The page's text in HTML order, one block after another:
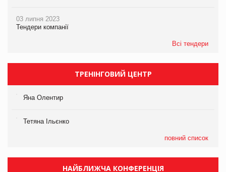
03 липня 2023
Тендери компанії
Всі тендери
ТРЕНІНГОВИЙ ЦЕНТР
Яна Олентир
Тетяна Ільєнко
повний список
НАЙБЛИЖЧА КОНФЕРЕНЦІЯ